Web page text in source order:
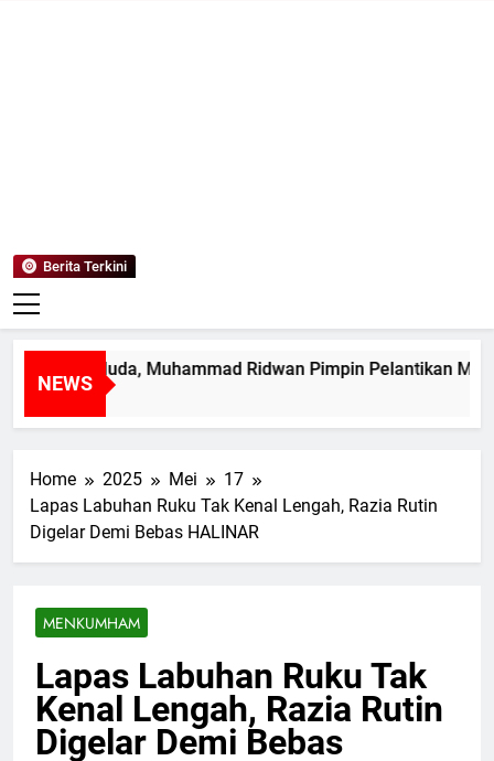
Berita Terkini
NEWS
Muda, Muhammad Ridwan Pimpin Pelantikan MPK
Home 2025 Mei
17
Lapas Labuhan Ruku Tak Kenal Lengah, Razia Rutin
Digelar Demi Bebas HALINAR
MENKUMHAM
Lapas Labuhan Ruku Tak
Kenal Lengah, Razia Rutin
Digelar Demi Bebas